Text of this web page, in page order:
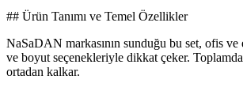
## Ürün Tanımı ve Temel Özellikler
NaSaDAN markasının sunduğu bu set, ofis
ve boyut seçenekleriyle dikkat çeker.
ortadan kalkar.